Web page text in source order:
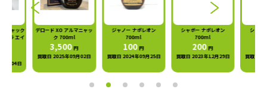
ニャック
トラ エイ
月04日
デロード XO アルマニャッ
ク 700ml
3,500 円
買取日 2025年09月02日
ジャノー ナポレオン
700ml
100 円
買取日 2024年09月25日
シャボー ナポレオン
700ml
200 円
買取日 2023年12月29日
シャボ
買取日